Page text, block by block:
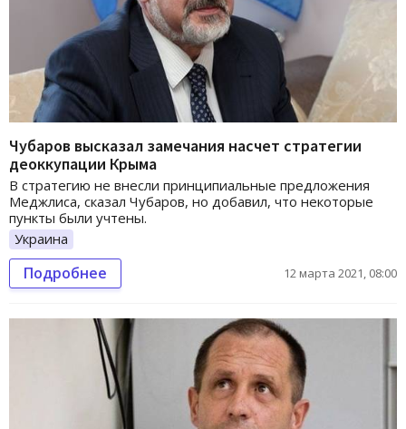
Чубаров высказал замечания насчет стратегии
деоккупации Крыма
В стратегию не внесли принципиальные предложения
Меджлиса, сказал Чубаров, но добавил, что некоторые
пункты были учтены.
Украина
Подробнее 12 марта 2021, 08:00